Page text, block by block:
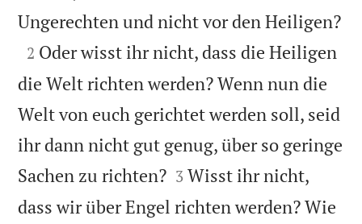
Ungerechten und nicht vor den Heiligen?

2 Oder wisst ihr nicht, dass die Heiligen
die Welt richten werden? Wenn nun die
Welt von euch gerichtet werden soll, seid
ihr dann nicht gut genug, über so geringe
Sachen zu richten?
3 Wisst ihr nicht,
dass wir über Engel richten werden? Wie